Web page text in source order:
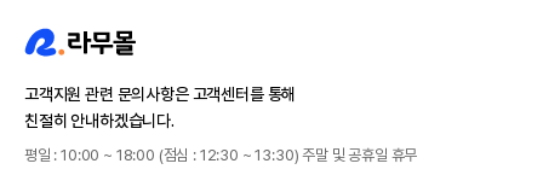
고객지원 관련 문의사항은 고객센터를 통해
친절히 안내하겠습니다.
평일 : 10:00 ~ 18:00 (점심 : 12:30 ~ 13:30) 주말 및 공휴일 휴무